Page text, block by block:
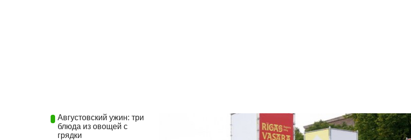
Августовский ужин: три
блюда из овощей с
грядки